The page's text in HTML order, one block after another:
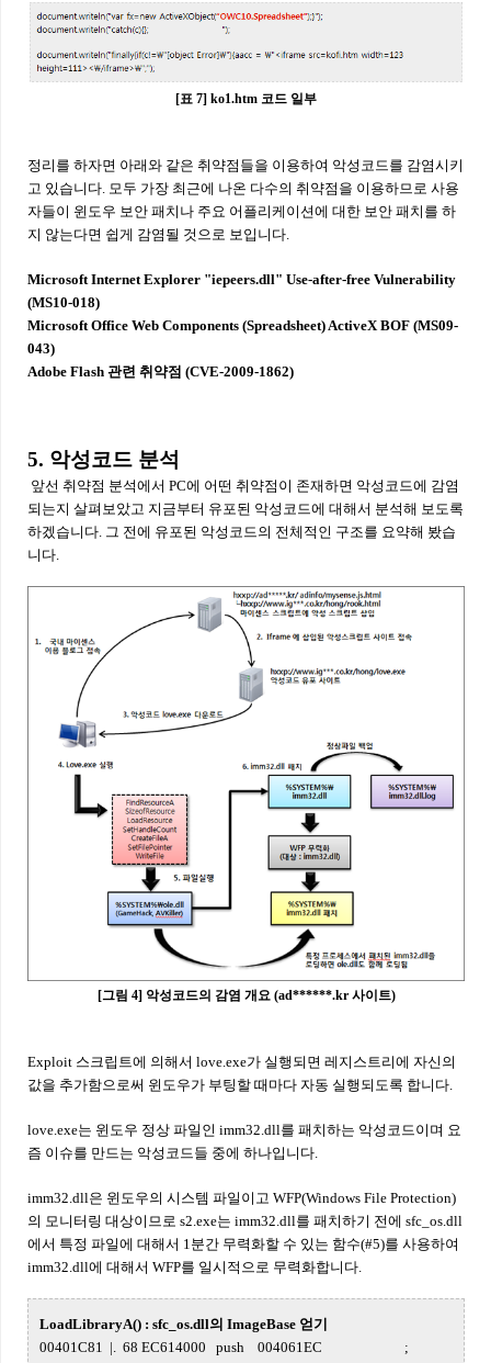
[표 7] ko1.htm 코드 일부
정리를 하자면 아래와 같은 취약점들을 이용하여 악성코드를 감염시키
고 있습니다. 모두 가장 최근에 나온 다수의 취약점을 이용하므로 사용
자들이 윈도우 보안 패치나 주요 어플리케이션에 대한 보안 패치를 하
지 않는다면 쉽게 감염될 것으로 보입니다.
Microsoft Internet Explorer "iepeers.dll" Use-after-free Vulnerability
(MS10-018)
Microsoft Office Web Components (Spreadsheet) ActiveX BOF (MS09-
043)
Adobe Flash 관련 취약점 (CVE-2009-1862)
5. 악성코드 분석
앞선 취약점 분석에서 PC에 어떤 취약점이 존재하면 악성코드에 감염
되는지 살펴보았고 지금부터 유포된 악성코드에 대해서 분석해 보도록
하겠습니다. 그 전에 유포된 악성코드의 전체적인 구조를 요약해 봤습
니다.
[그림 4] 악성코드의 감염 개요 (ad******.kr 사이트)
Exploit 스크립트에 의해서 love.exe가 실행되면 레지스트리에 자신의
값을 추가함으로써 윈도우가 부팅할 때마다 자동 실행되도록 합니다.
love.exe는 윈도우 정상 파일인 imm32.dll를 패치하는 악성코드이며 요
즘 이슈를 만드는 악성코드들 중에 하나입니다.
imm32.dll은 윈도우의 시스템 파일이고 WFP(Windows File Protection)
의 모니터링 대상이므로 s2.exe는 imm32.dll를 패치하기 전에 sfc_os.dll
에서 특정 파일에 대해서 1분간 무력화할 수 있는 함수(#5)를 사용하여
imm32.dll에 대해서 WFP를 일시적으로 무력화합니다.
LoadLibraryA() : sfc_os.dll의 ImageBase 얻기
00401C81 |. 68 EC614000 push 004061EC ;